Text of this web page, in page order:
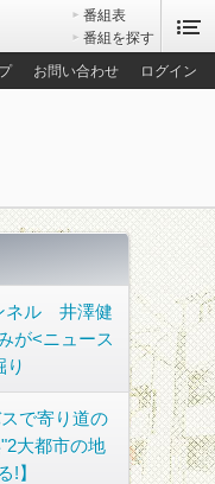
番組表
番組を探す
お問い合わせ ログイン
ネル 井澤健
が<ニュース
り
で寄り道の
大都市の地
!】